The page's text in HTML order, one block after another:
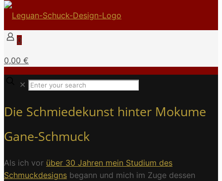
0
0,00 €
✕
Die Schmiedekunst hinter Mokume
Gane-Schmuck
Als ich vor über 30 Jahren mein Studium des
Schmuckdesigns begann und mich im Zuge dessen